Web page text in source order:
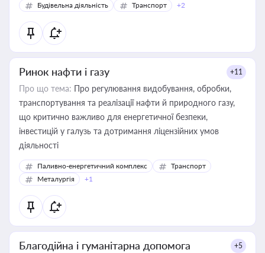
Будівельна діяльність
Транспорт +2
Ринок нафти і газу +11
Про що тема: Про регулювання видобування, обробки,
транспортування та реалізації нафти й природного газу,
що критично важливо для енергетичної безпеки,
інвестицій у галузь та дотримання ліцензійних умов
діяльності
Паливно-енергетичний комплекс
Транспорт
Металургія
+1
Благодійна і гуманітарна допомога +5